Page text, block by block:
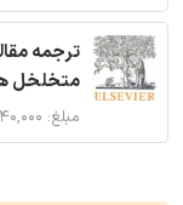
ترجمه
متخلخل
مبلغ: ۱۴۰,۰۰۰ تومان